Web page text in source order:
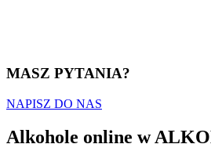
MASZ PYTANIA?
NAPISZ DO NAS
Alkohole online w